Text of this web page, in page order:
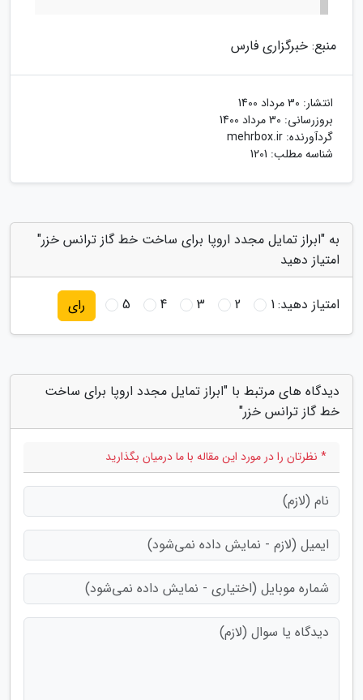
منبع: خبرگزاری فارس
انتشار: 30 مرداد 1400
بروزرسانی: 30 مرداد 1400
گردآورنده: mehrbox.ir
شناسه مطلب: 1201
به "ابراز تمایل مجدد اروپا برای ساخت خط گاز ترانس خزر"
امتیاز دهید
امتیاز دهید:1
2
3
4
5 رای
دیدگاه های مرتبط با "ابراز تمایل مجدد اروپا برای ساخت
خط گاز ترانس خزر"
* نظرتان را در مورد این مقاله با ما درمیان بگذارید